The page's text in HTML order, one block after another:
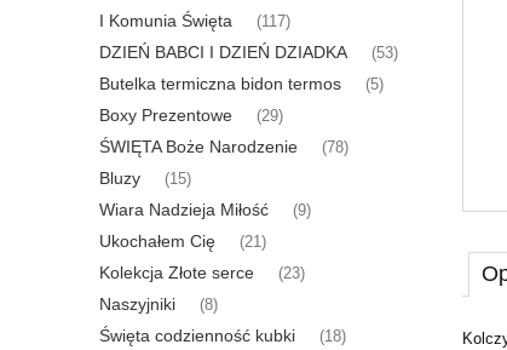
I Komunia Święta (117)
DZIEŃ BABCI I DZIEŃ DZIADKA (53)
Butelka termiczna bidon termos (5)
Boxy Prezentowe (29)
ŚWIĘTA Boże Narodzenie (78)
Bluzy (15)
Wiara Nadzieja Miłość (9)
Ukochałem Cię (21)
Kolekcja Złote serce (23)
Naszyjniki (8)
Święta codzienność kubki (18)